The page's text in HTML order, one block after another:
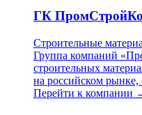
ГК
Строительные
Группа компаний
строительных
на российском
Перейти к компании